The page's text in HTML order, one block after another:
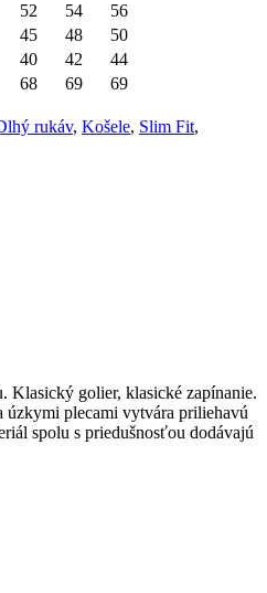
52 54
56
45 48
50
40 42
44
68 69
69
rukáv, Košele, Slim Fit,
Klasický golier, klasické zapínanie.
úzkymi plecami vytvára priliehavú
spolu s priedušnosťou dodávajú